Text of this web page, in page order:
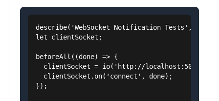
describe('WebSocket Notification Tests', ()
let clientSocket;
beforeAll((done) => {
  clientSocket = io('http://localhost:5000');
  clientSocket.on('connect', done);
});